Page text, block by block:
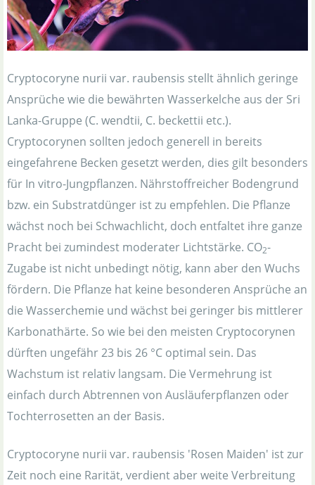
Cryptocoryne nurii var. raubensis stellt ähnlich geringe
Ansprüche wie die bewährten Wasserkelche aus der Sri
Lanka-Gruppe (C. wendtii, C. beckettii etc.).
Cryptocorynen sollten jedoch generell in bereits
eingefahrene Becken gesetzt werden, dies gilt besonders
für In vitro-Jungpflanzen. Nährstoffreicher Bodengrund
bzw. ein Substratdünger ist zu empfehlen. Die Pflanze
wächst noch bei Schwachlicht, doch entfaltet ihre ganze
Pracht bei zumindest moderater Lichtstärke. CO2-
Zugabe ist nicht unbedingt nötig, kann aber den Wuchs
fördern. Die Pflanze hat keine besonderen Ansprüche an
die Wasserchemie und wächst bei geringer bis mittlerer
Karbonathärte. So wie bei den meisten Cryptocorynen
dürften ungefähr 23 bis 26 °C optimal sein. Das
Wachstum ist relativ langsam. Die Vermehrung ist
einfach durch Abtrennen von Ausläuferpflanzen oder
Tochterrosetten an der Basis.
Cryptocoryne nurii var. raubensis 'Rosen Maiden' ist zur
Zeit noch eine Rarität, verdient aber weite Verbreitung